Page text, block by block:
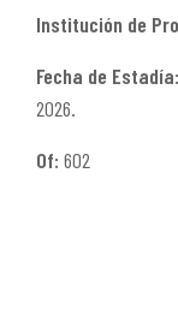
Institución de
Fecha de Estadía:
2026.
Of: 602